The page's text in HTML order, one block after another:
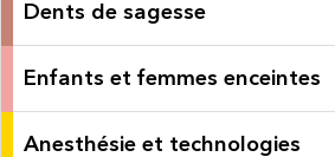
Dents de sagesse
Enfants et femmes enceintes
Anesthésie et technologies